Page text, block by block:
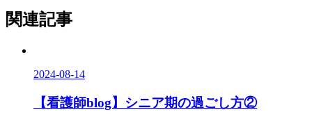
関連記事
2024-08-14
【看護師blog】シニア期の過ごし方②